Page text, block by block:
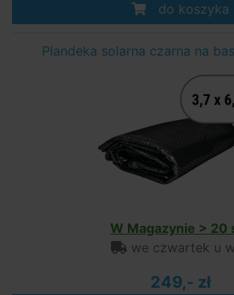
do koszyka
Plandeka solarna czarna na
W Magazynie > 20
we czwartek u
249,- zł